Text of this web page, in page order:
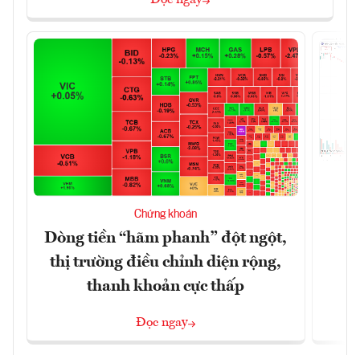
Chứng khoán
Dòng tiền “hãm phanh” đột ngột,
thị trường điều chỉnh diện rộng,
thanh khoản cực thấp
Đọc ngay